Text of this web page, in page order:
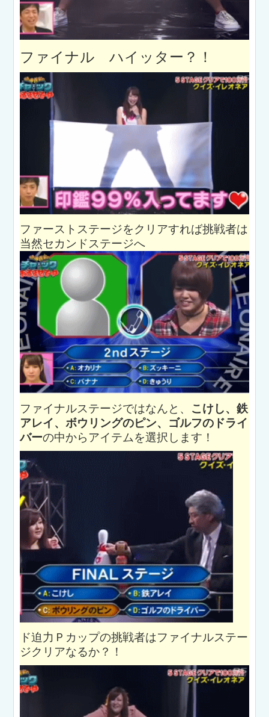
ファイナル ハイッター？！
ファーストステージをクリアすれば挑戦者は
当然セカンドステージへ
ファイナルステージではなんと、 こけし、鉄
アレイ、ボウリングのピン、ゴルフのドライ
バーの中からアイテムを選択します！
ド迫力Ｐカップの挑戦者はファイナルステー
ジクリアなるか？！